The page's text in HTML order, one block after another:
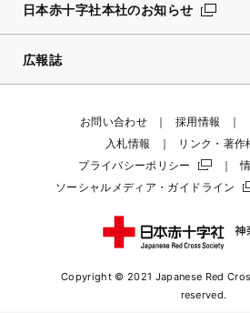
日本赤十字社本社のお知らせ
広報誌
お問い合わせ 採用情報
入札情報
リンク・著作
プライバシーポリシー
ソーシャルメディア・ガイドライン
Copyright © 2021 Japanese Red
reserved.